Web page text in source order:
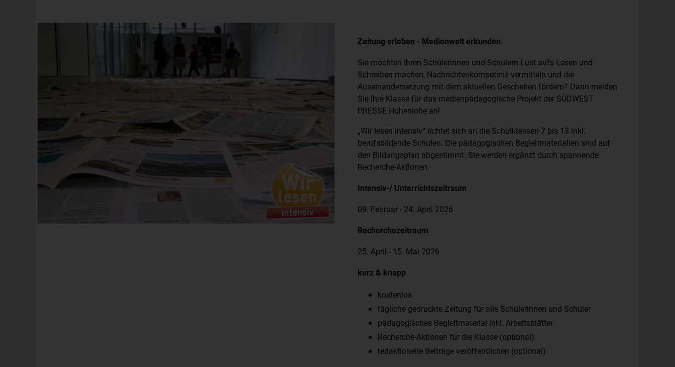
Zeitung erleben - Medienwelt erkunden
Sie möchten Ihren Schülerinnen und Schülern Lust aufs Lesen und
Schreiben machen, Nachrichtenkompetenz vermitteln und die
Auseinandersetzung mit dem aktuellen Geschehen fördern? Dann melden
Sie Ihre Klasse für das medienpädagogische Projekt der SÜDWEST
PRESSE Hohenlohe an!
„Wir lesen intensiv“ richtet sich an die Schulklassen 7 bis 13 inkl.
berufsbildende Schulen. Die pädagogischen Begleitmaterialien sind auf
den Bildungsplan abgestimmt. Sie werden ergänzt durch spannende
Recherche-Aktionen.
Intensiv-/ Unterrichtszeitraum
09. Februar - 24. April 2026
Recherchezeitraum
25. April - 15. Mai 2026
kurz & knapp
kostenlos
tägliche gedruckte Zeitung für alle Schülerinnen und Schüler
pädagogisches Begleitmaterial inkl. Arbeitsblätter
Recherche-Aktionen für die Klasse (optional)
redaktionelle Beiträge veröffentlichen (optional)